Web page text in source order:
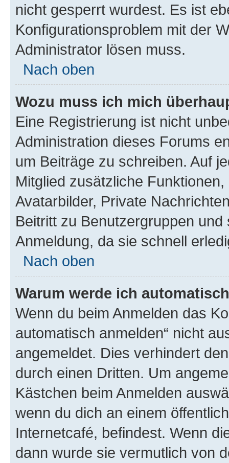
nicht gesperrt wurdest. Es ist
Konfigurationsproblem mit der
Administrator lösen muss.
Nach oben
Wozu muss ich mich
Eine Registrierung ist nicht
Administration dieses Forums
um Beiträge zu schreiben. Auf
Mitglied zusätzliche
Avatarbilder, Private
Beitritt zu Benutzergruppen
Anmeldung, da sie schnell
Nach oben
Warum werde ich
Wenn du beim Anmelden das
automatisch anmelden“ nicht
angemeldet. Dies verhindert
durch einen Dritten. Um
Kästchen beim Anmelden
wenn du dich an einem
Internetcafé, befindest. Wenn
dann wurde sie vermutlich von